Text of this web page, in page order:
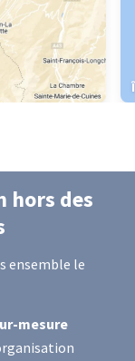
hors des
ensemble le
mesure